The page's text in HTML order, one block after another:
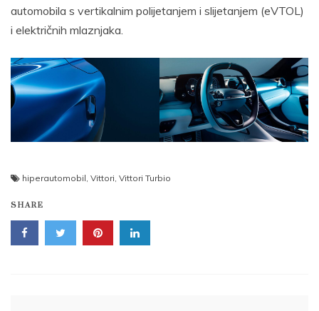
automobila s vertikalnim polijetanjem i slijetanjem (eVTOL)
i električnih mlaznjaka.
hiperautomobil Vittori Vittori Turbio
SHARE